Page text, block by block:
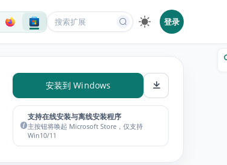
登录
安装到 Windows
支持在线安装与离线安装程序
主按钮将唤起 Microsoft Store，仅支持
Win10/11